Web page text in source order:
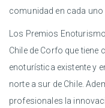
comunidad en cada uno
Los Premios
Chile de Corfo que
enoturística existente y
norte a sur de Chile.
profesionales la